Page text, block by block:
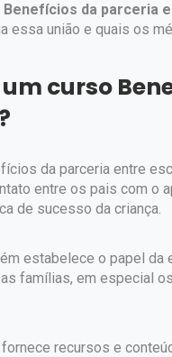
Benefícios da parceria
essa união e quais os
um curso
da parceria entre
entre os pais com o
de sucesso da criança.
estabelece o papel da
famílias, em especial
fornece recursos e